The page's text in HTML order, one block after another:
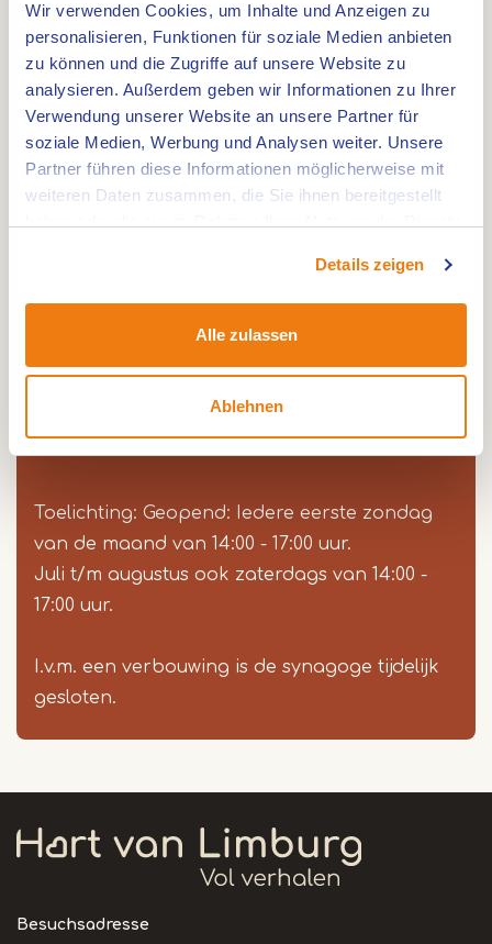
Wir verwenden Cookies, um Inhalte und Anzeigen zu
personalisieren, Funktionen für soziale Medien anbieten
zu können und die Zugriffe auf unsere Website zu
analysieren. Außerdem geben wir Informationen zu Ihrer
Verwendung unserer Website an unsere Partner für
soziale Medien, Werbung und Analysen weiter. Unsere
Partner führen diese Informationen möglicherweise mit
weiteren Daten zusammen, die Sie ihnen bereitgestellt
Details zeigen
Alle zulassen
Ablehnen
Die Synagoge liegt an einem Ort, an dem man es
nicht erwartet: mitten auf einer Einkaufsstrasse!
Die Synagoge ist im Rahmen des Monumenten
Selectie Project (MSP) in das Register der
Staatsdenkmale aufgenommen worden. 1990
wurde der letzte Gottesdienst gehalten, 2005
einfachen Fassade befindet sich das jüdische
und August ist die Synagoge jeden Samstag von
14.00 – 17.00 Uhr geöffnet. Ausserhalb dieser Zeiten
Toelichting: Geopend: Iedere eerste zondag
van de maand van 14:00 - 17:00 uur.
Juli t/m augustus ook zaterdags van 14:00 -
17:00 uur.
I.v.m. een verbouwing is de synagoge tijdelijk
gesloten.
Besuchsadresse